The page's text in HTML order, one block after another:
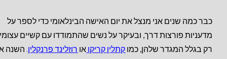
כבר כמה שנים אני מנצל את יום האישה הבינלאומי כדי לספר על
מדעניות פורצות דרך, ובעיקר על נשים שהתמודדו עם קשיים
רק בגלל המגדר שלהן, כמו קתלין קריקו או רוזלינד פרנקלין השנה